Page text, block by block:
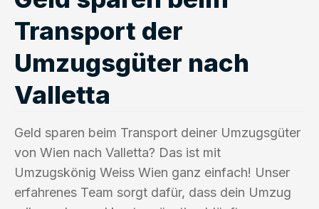
Transport der
Umzugsgüter nach
Valletta
Geld sparen beim Transport deiner Umzugsgüter
von Wien nach Valletta? Das ist mit
Umzugskönig Weiss Wien ganz einfach! Unser
erfahrenes Team sorgt dafür, dass dein Umzug